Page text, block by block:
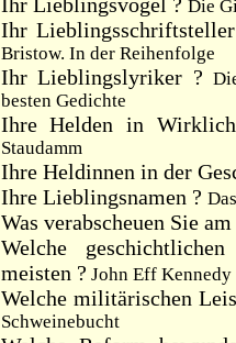
Die
Ihr
Bristow. In der Reihenfolge
Ihr Lieblingslyriker ?
besten Gedichte
Ihre Helden in
Staudamm
Ihre Heldinnen in der
Ihre Lieblingsnamen ?
Was verabscheuen Sie
Welche
meisten ? John Eff
Welche militärischen
Schweinebucht